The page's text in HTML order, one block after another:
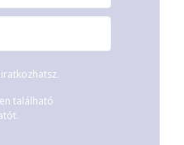
található